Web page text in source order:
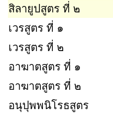
สิลายูปสูตร ที่ ๒
เวรสูตร ที่ ๑
เวรสูตร ที่ ๒
อาฆาตสูตร ที่ ๑
อาฆาตสูตร ที่ ๒
อนุปุพพนิโรธสูตร